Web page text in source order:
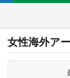
女性海外ア